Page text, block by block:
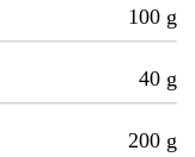
100 g
40 g
200 g